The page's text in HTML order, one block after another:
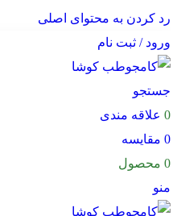
رد کردن به محتوای اصلی
ورود / ثبت نام
جستجو
0 علاقه مندی
0 مقایسه
0 محصول
منو